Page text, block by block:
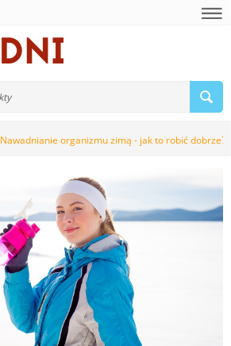
Nawadnianie organizmu zimą - jak to robić dobrze?